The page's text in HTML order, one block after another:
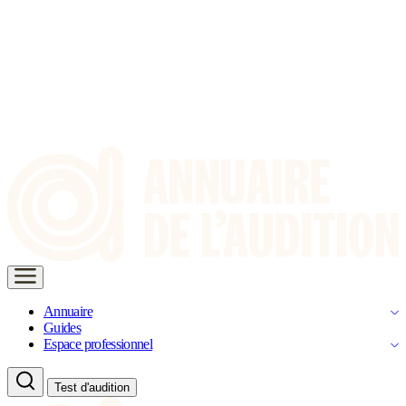
Annuaire
Guides
Espace professionnel
Test d'audition